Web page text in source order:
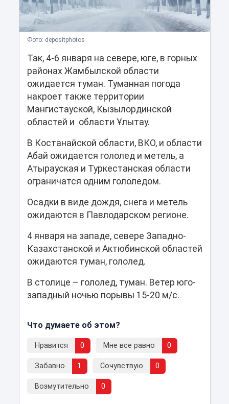
Фото: depositphotos
Так, 4-6 января на севере, юге, в горных
районах Жамбылской области
ожидается туман. Туманная погода
накроет также территории
Мангистауской, Кызылординской
областей и области Ұлытау.
В Костанайской области, ВКО, и области
Абай ожидается гололед и метель, а
Атырауская и Туркестанская области
ограничатся одним гололедом.
Осадки в виде дождя, снега и метель
ожидаются в Павлодарском регионе.
4 января на западе, севере Западно-
Казахстанской и Актюбинской областей
ожидаются туман, гололед.
В столице – гололед, туман. Ветер юго-
западный ночью порывы 15-20 м/с.
Что думаете об этом?
Нравится 0 Мне все равно 0
Забавно 1 Сочувствую 0
Возмутительно 0